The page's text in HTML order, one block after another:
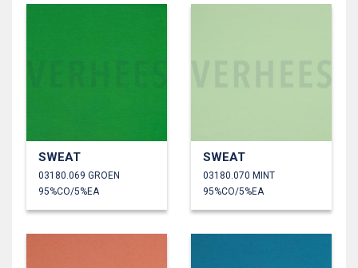
SWEAT
03180.069 GROEN
95%CO/5%EA
SWEAT
03180.070 MINT
95%CO/5%EA